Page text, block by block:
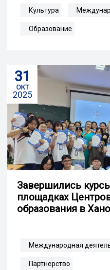
Культура
Образование
31
окт
2025
Завершились
площадках
образования в
Международная
Партнерство